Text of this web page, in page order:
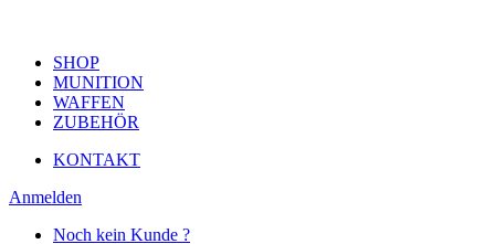
SHOP
MUNITION
WAFFEN
ZUBEHÖR
KONTAKT
Anmelden
Noch kein Kunde ?